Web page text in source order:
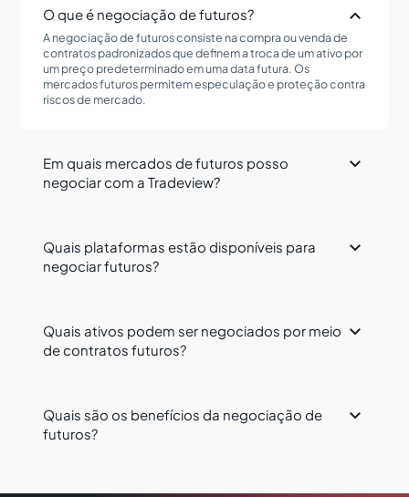
O que é negociação de futuros? 
A negociação de futuros consiste na compra ou venda de
contratos padronizados que definem a troca de um ativo por
um preço predeterminado em uma data futura. Os
mercados futuros permitem especulação e proteção contra
riscos de mercado.
Em quais mercados de futuros posso
negociar com a Tradeview?

Quais plataformas estão disponíveis para
negociar futuros?

Quais ativos podem ser negociados por meio
de contratos futuros?

Quais são os benefícios da negociação de
futuros?
